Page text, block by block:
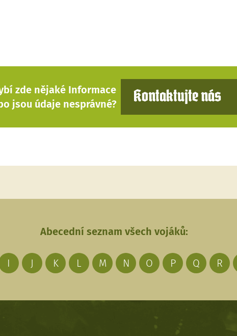
zde nějaké Informace
jsou údaje nesprávné?
Kontaktujte nás
Abecední seznam všech vojáků:
I J K L M N O P Q R